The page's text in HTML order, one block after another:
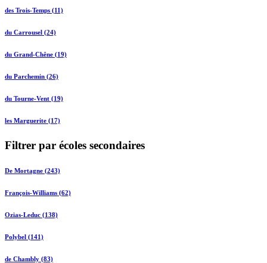
des Trois-Temps (11)
du Carrousel (24)
du Grand-Chêne (19)
du Parchemin (26)
du Tourne-Vent (19)
les Marguerite (17)
Filtrer par écoles secondaires
De Mortagne (243)
François-Williams (62)
Ozias-Leduc (138)
Polybel (141)
de Chambly (83)